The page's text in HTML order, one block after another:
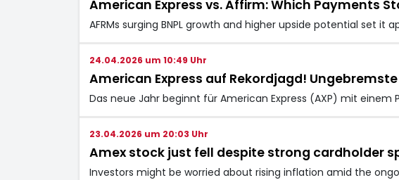
American Express vs. Affirm: Which Payments
AFRMs surging BNPL growth and higher upside potential set
24.04.2026 um 10:49 Uhr
American Express auf Rekordjagd!
Das neue Jahr beginnt für American Express (AXP) mit
23.04.2026 um 20:03 Uhr
Amex stock just fell despite strong cardholder
Investors might be worried about rising inflation amid the